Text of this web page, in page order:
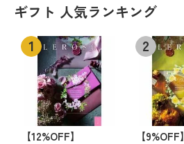
ギフト 人気ランキング
【12%OFF】
【9%OFF】